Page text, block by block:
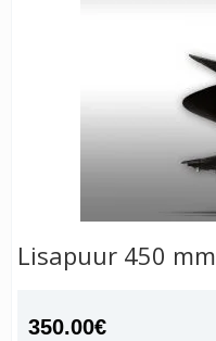
Lisapuur 450 mm
350.00€